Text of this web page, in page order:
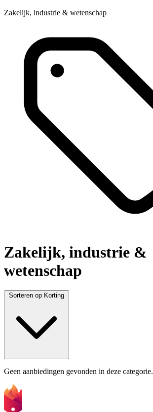
Zakelijk, industrie & wetenschap
Zakelijk, industrie &
wetenschap
Sorteren op Korting
Geen aanbiedingen gevonden in deze categorie.